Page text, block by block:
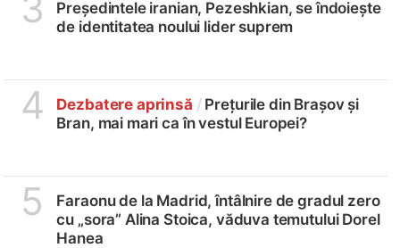
Președintele iranian, Pezeshkian, se îndoiește
de identitatea noului lider suprem
4 Dezbatere aprinsă /Prețurile din Brașov și
Bran, mai mari ca în vestul Europei?
5
Faraonu de la Madrid, întâlnire de gradul zero
cu „sora” Alina Stoica, văduva temutului Dorel
Hanea